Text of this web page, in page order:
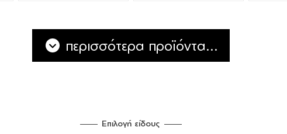
περισσότερα προϊόντα...
Επιλογή είδους